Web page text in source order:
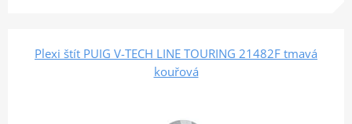
Plexi štít PUIG V-TECH LINE TOURING 21482F tmavá
kouřová